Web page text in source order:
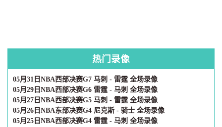
热门录像
05月31日NBA西部决赛G7 马刺 - 雷霆 全场录像
05月29日NBA西部决赛G6 雷霆 - 马刺 全场录像
05月27日NBA西部决赛G5 马刺 - 雷霆 全场录像
05月26日NBA东部决赛G4 尼克斯 - 骑士 全场录像
05月25日NBA西部决赛G4 雷霆 - 马刺 全场录像